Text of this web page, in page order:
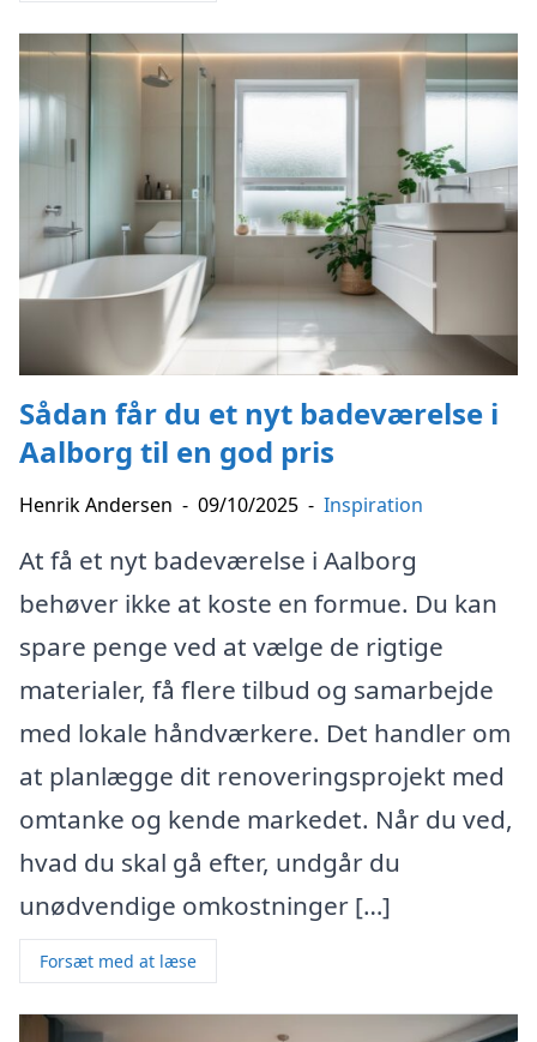
Sådan får du et nyt badeværelse i
Aalborg til en god pris
Henrik Andersen - 09/10/2025 - Inspiration
At få et nyt badeværelse i Aalborg
behøver ikke at koste en formue. Du kan
spare penge ved at vælge de rigtige
materialer, få flere tilbud og samarbejde
med lokale håndværkere. Det handler om
at planlægge dit renoveringsprojekt med
omtanke og kende markedet. Når du ved,
hvad du skal gå efter, undgår du
unødvendige omkostninger […]
Forsæt med at læse